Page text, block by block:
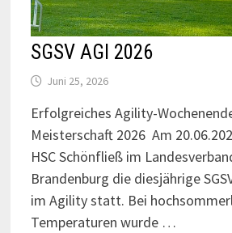
SGSV AGI 2026
Juni 25, 2026
Erfolgreiches Agility-
Meisterschaft 2026 Am
HSC Schönfließ im
Brandenburg die diesjährige
im Agility statt. Bei
Temperaturen wurde …